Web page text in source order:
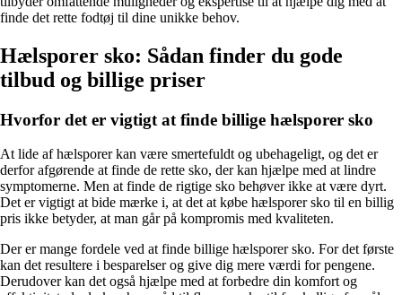
finde det rette fodtøj til dine unikke behov.
Hælsporer sko: Sådan finder du gode
tilbud og billige priser
Hvorfor det er vigtigt at finde billige hælsporer sko
At lide af hælsporer kan være smertefuldt og ubehageligt, og det er
derfor afgørende at finde de rette sko, der kan hjælpe med at lindre
symptomerne. Men at finde de rigtige sko behøver ikke at være dyrt.
Det er vigtigt at bide mærke i, at det at købe hælsporer sko til en billig
pris ikke betyder, at man går på kompromis med kvaliteten.
Der er mange fordele ved at finde billige hælsporer sko. For det første
kan det resultere i besparelser og give dig mere værdi for pengene.
Derudover kan det også hjælpe med at forbedre din komfort og